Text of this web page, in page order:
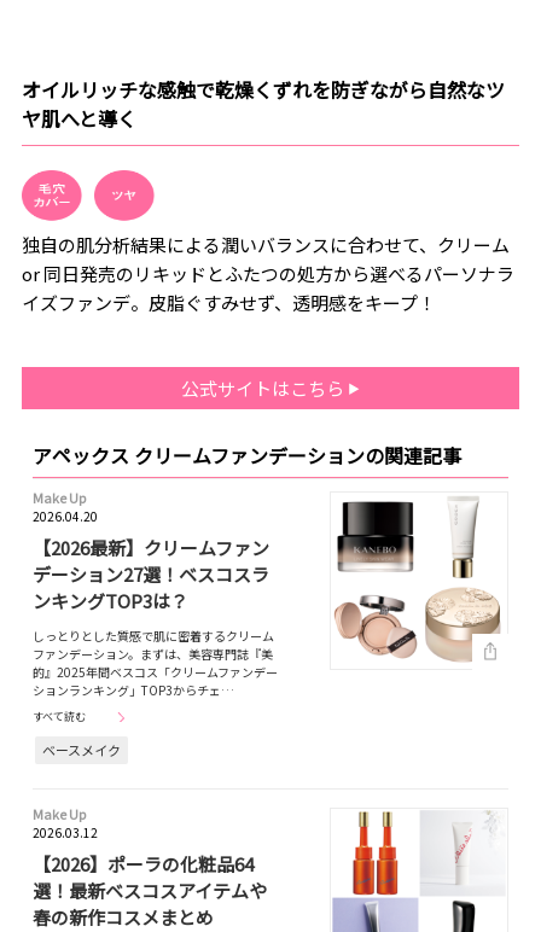
オイルリッチな感触で乾燥くずれを防ぎながら自然なツ
ヤ肌へと導く
独自の肌分析結果による潤いバランスに合わせて、クリーム
or 同日発売のリキッドとふたつの処方から選べるパーソナラ
イズファンデ。皮脂ぐすみせず、透明感をキープ！
公式サイトはこちら
アペックス クリームファンデーションの関連記事
Make Up
2026.04.20
【2026最新】クリームファン
デーション27選！ベスコスラ
ンキングTOP3は？
しっとりとした質感で肌に密着するクリーム
ファンデーション。まずは、美容専門誌『美
的』2025年間ベスコス「クリームファンデー
ションランキング」TOP3からチェ…
すべて読む
ベースメイク
Make Up
2026.03.12
【2026】ポーラの化粧品64
選！最新ベスコスアイテムや
春の新作コスメまとめ